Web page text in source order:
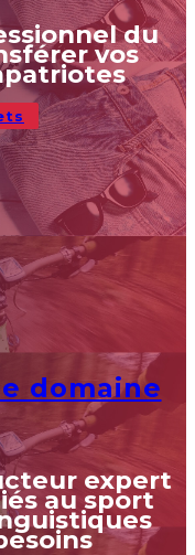
du
vos
domaine
expert
au sport